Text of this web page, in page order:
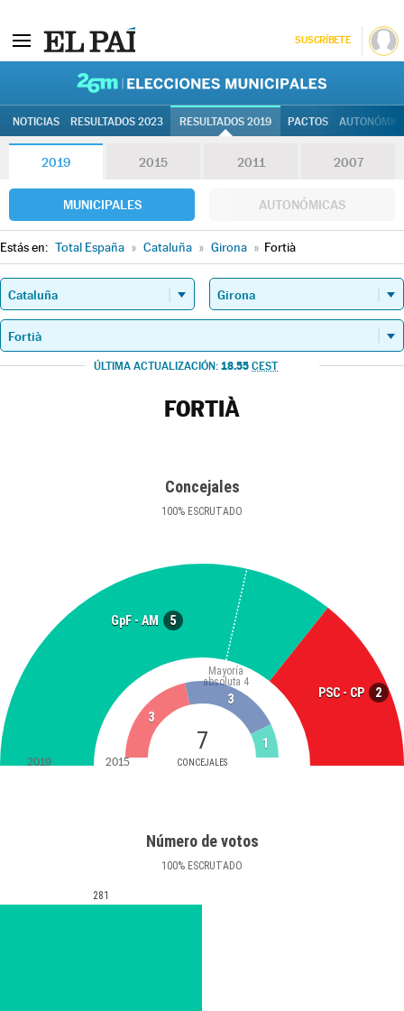
SUSCRÍBETE
NOTICIAS RESULTADOS 2023 RESULTADOS 2019 PACTOS
2019 2015 2011 2007
MUNICIPALES AUTONÓMICAS
Estás en: Total España » Cataluña » Girona » Fortià
ÚLTIMA ACTUALIZACIÓN: 18.55 CEST
FORTIÀ
Concejales
100% ESCRUTADO
GpF - AM 5
PSC - CP 2
7
CONCEJALES
Mayoría
absoluta 4
3
3
1
2019 2015
Número de votos
100% ESCRUTADO
281